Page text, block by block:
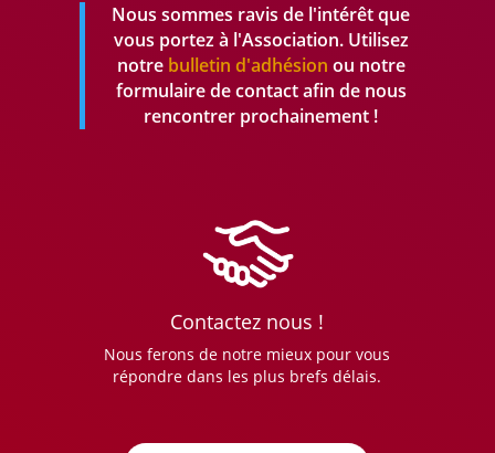
Nous sommes ravis de l'intérêt que
vous portez à l'Association. Utilisez
notrebulletin d'adhésion ou notre
formulaire de contact afin de nous
rencontrer prochainement !
Contactez nous !
Nous ferons de notre mieux pour vous
répondre dans les plus brefs délais.